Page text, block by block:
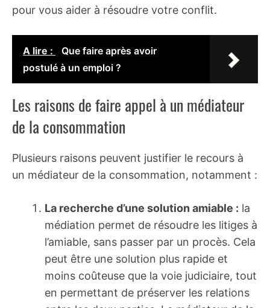
pour vous aider à résoudre votre conflit.
A lire :
Que faire après avoir
postulé à un emploi ?
Les raisons de faire appel à un médiateur
de la consommation
Plusieurs raisons peuvent justifier le recours à
un médiateur de la consommation, notamment :
La recherche d’une solution amiable : la
médiation permet de résoudre les litiges à
l’amiable, sans passer par un procès. Cela
peut être une solution plus rapide et
moins coûteuse que la voie judiciaire, tout
en permettant de préserver les relations